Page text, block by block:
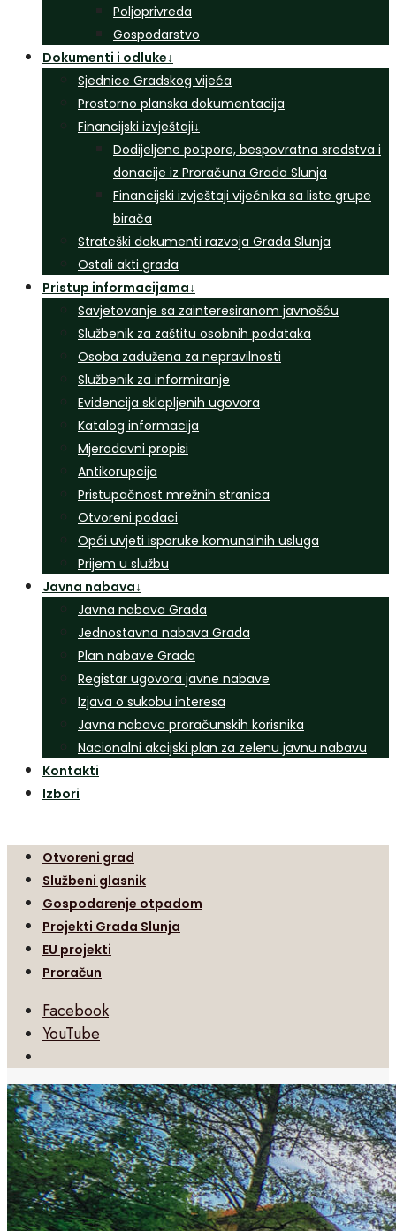
Poljoprivreda
Gospodarstvo
Dokumenti i odluke↓
Sjednice Gradskog vijeća
Prostorno planska dokumentacija
Financijski izvještaji↓
Dodijeljene potpore, bespovratna sredstva i
donacije iz Proračuna Grada Slunja
Financijski izvještaji vijećnika sa liste grupe
birača
Strateški dokumenti razvoja Grada Slunja
Ostali akti grada
Pristup informacijama↓
Savjetovanje sa zainteresiranom javnošću
Službenik za zaštitu osobnih podataka
Osoba zadužena za nepravilnosti
Službenik za informiranje
Evidencija sklopljenih ugovora
Katalog informacija
Mjerodavni propisi
Antikorupcija
Pristupačnost mrežnih stranica
Otvoreni podaci
Opći uvjeti isporuke komunalnih usluga
Prijem u službu
Javna nabava↓
Javna nabava Grada
Jednostavna nabava Grada
Plan nabave Grada
Registar ugovora javne nabave
Izjava o sukobu interesa
Javna nabava proračunskih korisnika
Nacionalni akcijski plan za zelenu javnu nabavu
Kontakti
Izbori
Otvoreni grad
Službeni glasnik
Gospodarenje otpadom
Projekti Grada Slunja
EU projekti
Proračun
Facebook
YouTube
Search
Window